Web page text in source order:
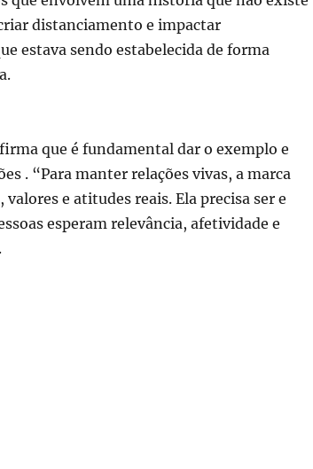
distanciamento e impactar
estava sendo estabelecida de forma
que é fundamental dar o exemplo e
. “Para manter relações vivas, a marca
e atitudes reais. Ela precisa ser e
esperam relevância, afetividade e